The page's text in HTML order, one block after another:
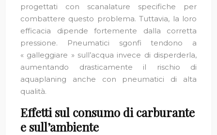
progettati con scanalature specifiche per
combattere questo problema. Tuttavia, la loro
efficacia dipende fortemente dalla corretta
pressione. Pneumatici sgonfi tendono a
« galleggiare » sull’acqua invece di disperderla,
aumentando drasticamente il rischio di
aquaplaning anche con pneumatici di alta
qualità.
Effetti sul consumo di carburante
e sull’ambiente